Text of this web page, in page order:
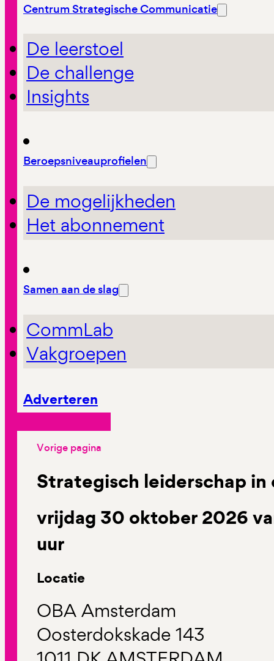
Centrum Strategische Communicatie
De leerstoel
De challenge
Insights
Beroepsniveauprofielen
De mogelijkheden
Het abonnement
Samen aan de slag
CommLab
Vakgroepen
Adverteren
Vorige pagina
Strategisch leiderschap
vrijdag 30 oktober 2026
uur
Locatie
OBA Amsterdam
Oosterdokskade 143